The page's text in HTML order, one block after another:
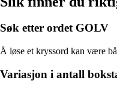
Søk etter ordet GOLV
Å løse et kryssord kan være
Variasjon i antall